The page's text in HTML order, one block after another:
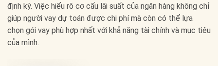
định kỳ. Việc hiểu rõ cơ cấu lãi suất của ngân hàng không chỉ
giúp người vay dự toán được chi phí mà còn có thể lựa
chọn gói vay phù hợp nhất với khả năng tài chính và mục tiêu
của mình.